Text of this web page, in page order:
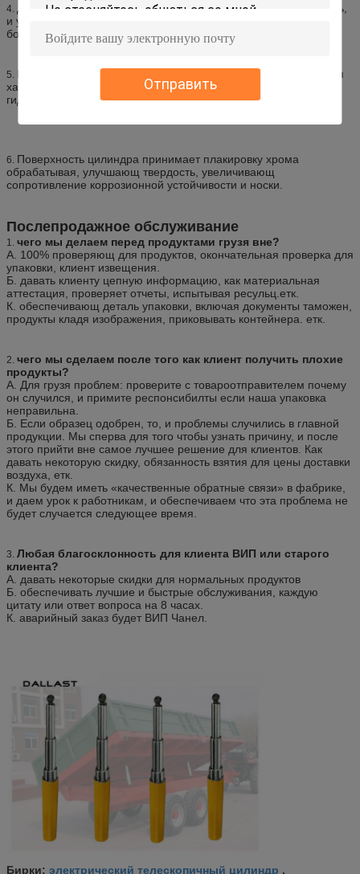
Отправить
4. Длинный проводник улучшает сопротивление цилиндра гнуть,
и увеличивает приспособляемостьь выскальзывания экипажа
бортового.
5. Ключевые компоненты сделаны из прессы куя части и общая
характеристика лучшая, которая улучшает надежность
гидравлического цилиндра.
6. Поверхность цилиндра принимает плакировку хрома
обрабатывая, улучшающ твердость, увеличивающ
сопротивление коррозионной устойчивости и носки.
Послепродажное обслуживание
1. чего мы делаем перед продуктами грузя вне?
А. 100% проверяющ для продуктов, окончательная проверка для
упаковки, клиент извещения.
Б. давать клиенту цепную информацию, как материальная
аттестация, проверяет отчеты, испытывая ресульц.етк.
К. обеспечивающ деталь упаковки, включая документы таможен,
продукты кладя изображения, приковывать контейнера. етк.
2. чего мы сделаем после того как клиент получить плохие
продукты?
А. Для грузя проблем: проверите с товароотправителем почему
он случился, и примите респонсибилты если наша упаковка
неправильна.
Б. Если образец одобрен, то, и проблемы случились в главной
продукции. Мы сперва для того чтобы узнать причину, и после
этого прийти вне самое лучшее решение для клиентов. Как
давать некоторую скидку, обязанность взятия для цены доставки
воздуха, етк.
К. Мы будем иметь «качественные обратные связи» в фабрике,
и даем урок к работникам, и обеспечиваем что эта проблема не
будет случается следующее время.
3. Любая благосклонность для клиента ВИП или старого
клиента?
А. давать некоторые скидки для нормальных продуктов
Б. обеспечивать лучшие и быстрые обслуживания, каждую
цитату или ответ вопроса на 8 часах.
К. аварийный заказ будет ВИП Чанел.
Бирки: электрический телескопичный цилиндр ,